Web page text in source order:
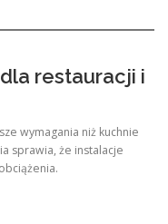
restauracji i
wymagania niż kuchnie
sprawia, że instalacje